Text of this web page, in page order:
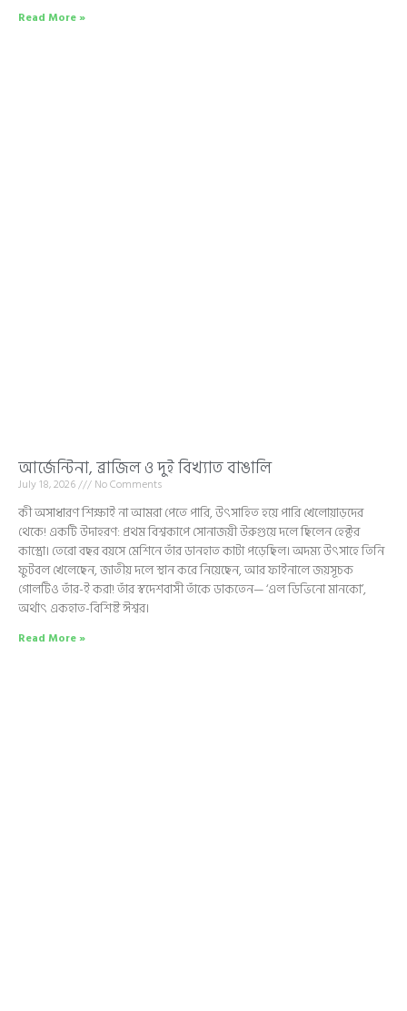
Read More »
আর্জেন্টিনা, ব্রাজিল ও দুই বিখ্যাত বাঙালি
July 18, 2026 No Comments
কী অসাধারণ শিক্ষাই না আমরা পেতে পারি, উৎসাহিত হয়ে পারি খেলোয়াড়দের
থেকে! একটি উদাহরণ: প্রথম বিশ্বকাপে সোনাজয়ী উরুগুয়ে দলে ছিলেন হেক্টর
কাস্ত্রো। তেরো বছর বয়সে মেশিনে তাঁর ডানহাত কাটা পড়েছিল। অদম্য উৎসাহে তিনি
ফুটবল খেলেছেন, জাতীয় দলে স্থান করে নিয়েছেন, আর ফাইনালে জয়সূচক
গোলটিও তাঁর-ই করা! তাঁর স্বদেশবাসী তাঁকে ডাকতেন— ‘এল ডিভিনো মানকো’,
অর্থাৎ একহাত-বিশিষ্ট ঈশ্বর।
Read More »